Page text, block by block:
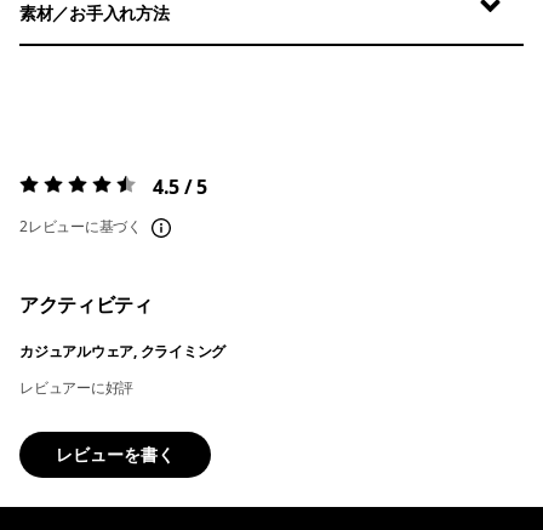
素材／お手入れ方法
評価:4.5 / 5 4.5 / 5
2レビューに基づく
アクティビティ
カジュアルウェア, クライミング
レビュアーに好評
レビューを書く